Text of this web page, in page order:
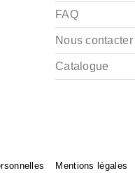
FAQ
Nous contacter
Catalogue
Mentions légales